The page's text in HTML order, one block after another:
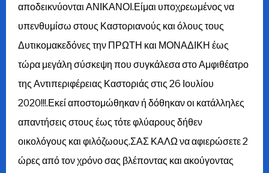
αποδεικνύονται ΑΝΙΚΑΝΟΙ.Είμαι υποχρεωμένος να
υπενθυμίσω στους Καστοριανούς και όλους τους
Δυτικομακεδόνες την ΠΡΩΤΗ και ΜΟΝΑΔΙΚΗ έως
τώρα μεγάλη σύσκεψη που συγκάλεσα στο Αμφιθέατρο
της Αντιπεριφέρειας Καστοριάς στις 26 Ιουλίου
2020!!!.Εκεί αποστομώθηκαν ή δόθηκαν οι κατάλληλες
απαντήσεις στους έως τότε φλύαρους δήθεν
οικολόγους και φιλόζωους.ΣΑΣ ΚΑΛΩ να αφιερώσετε 2
ώρες από τον χρόνο σας βλέποντας και ακούγοντας